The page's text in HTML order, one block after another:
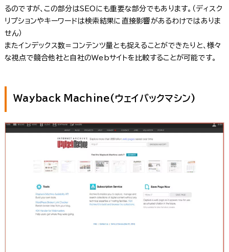
るのですが、この部分はSEOにも重要な部分でもあります。（ディスク
リプションやキーワードは検索結果に直接影響があるわけではありま
せん）
またインデックス数＝コンテンツ量とも捉えることができたりと、様々
な視点で競合他社と自社のWebサイトを比較することが可能です。
Wayback Machine(ウェイバックマシン)